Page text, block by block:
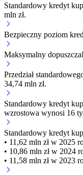
Standardowy kredyt
mln zł.
Bezpieczny poziom
Maksymalny
Przedział
34,74 mln zł.
Standardowy kredyt
wzrostowa wynosi 16
Standardowy kredyt
• 11,62 mln zł w 2025
• 10,86 mln zł w 2024
• 11,58 mln zł w 2023